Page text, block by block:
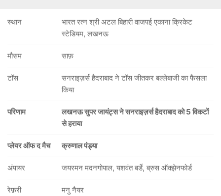
स्थान
भारत रत्न श्री अटल बिहारी वाजपई एकाना क्रिकेट
स्टेडियम, लखनऊ
मौसम साफ़
टॉस
सनराइज़र्स हैदराबाद ने टॉस जीतकर बल्लेबाजी का फैसला
किया
परिणाम
लखनऊ सुपर जायंट्स ने सनराइज़र्स हैदराबाद को 5 विकटों
से हराया
प्लेयर ऑफ द मैच क्रुणाल पंड्या
अंपायर जयरमन मदनगोपाल, यशवंत बर्डे, ब्रुस ऑक्झेनफोर्ड
रेफ़री मनु नैयर